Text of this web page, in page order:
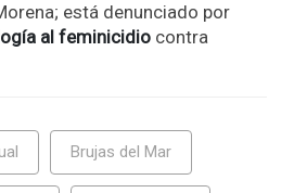
está denunciado por
al feminicidio contra
Brujas del Mar